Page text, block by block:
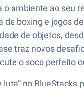
o ambiente ao seu
de boxing e jogos
de objetos,
traz novos
o soco perfeito
luta” no